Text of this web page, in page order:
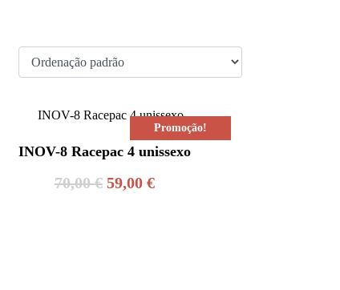
Promoção!
INOV-8 Racepac 4 unissexo
70,00€ O
59,00 €O